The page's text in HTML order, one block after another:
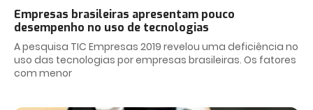
Empresas brasileiras apresentam pouco
desempenho no uso de tecnologias
A pesquisa TIC Empresas 2019 revelou uma deficiência no
uso das tecnologias por empresas brasileiras. Os fatores
com menor